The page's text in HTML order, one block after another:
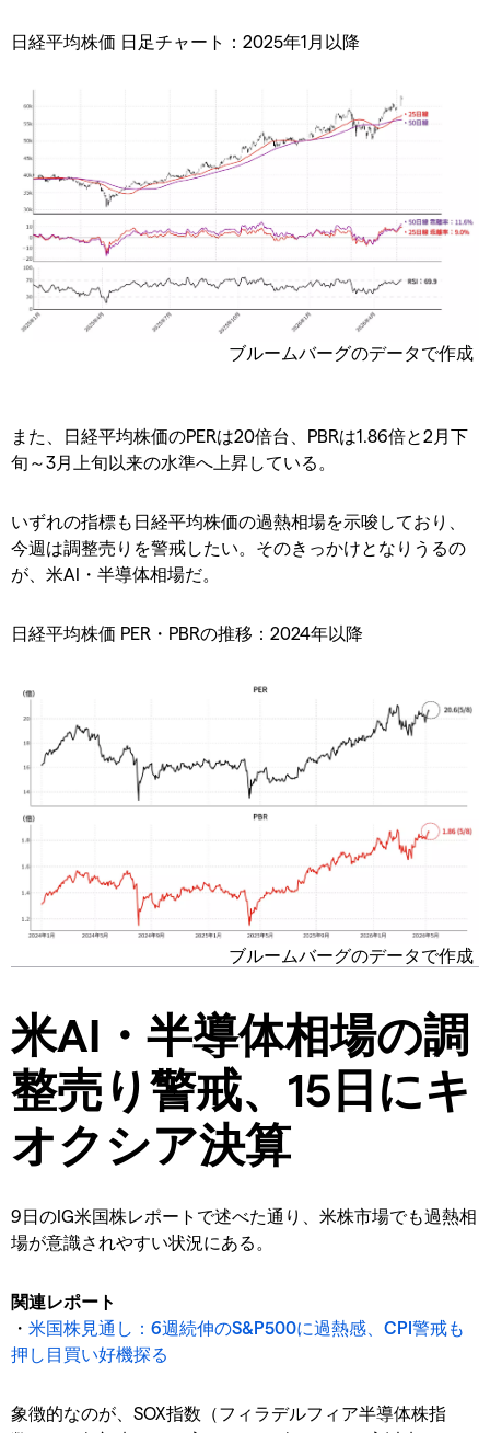
日経平均株価 日足チャート：2025年1月以降
ブルームバーグのデータで作成
また、日経平均株価のPERは20倍台、PBRは1.86倍と2月下
旬～3月上旬以来の水準へ上昇している。
いずれの指標も日経平均株価の過熱相場を示唆しており、
今週は調整売りを警戒したい。そのきっかけとなりうるの
が、米AI・半導体相場だ。
日経平均株価 PER・PBRの推移：2024年以降
ブルームバーグのデータで作成
米AI・半導体相場の調
整売り警戒、15日にキ
オクシア決算
9日のIG米国株レポートで述べた通り、米株市場でも過熱相
場が意識されやすい状況にある。
関連レポート
・ 米国株見通し：6週続伸のS&P500に過熱感、CPI警戒も
押し目買い好機探る
象徴的なのが、SOX指数（フィラデルフィア半導体株指